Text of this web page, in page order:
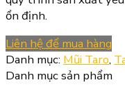
ổn định.
Liên hệ để mua hàng
Danh mục: Mũi Taro,
Danh mục sản phẩm